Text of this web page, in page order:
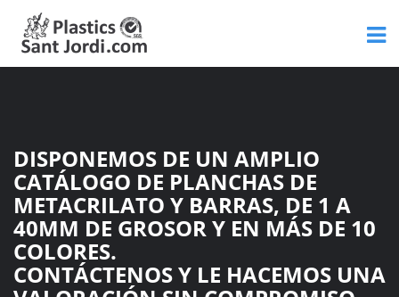
DISPONEMOS DE UN AMPLIO
CATÁLOGO DE PLANCHAS DE
METACRILATO Y BARRAS, DE 1 A
40MM DE GROSOR Y EN MÁS DE 10
COLORES.
CONTÁCTENOS Y LE HACEMOS UNA